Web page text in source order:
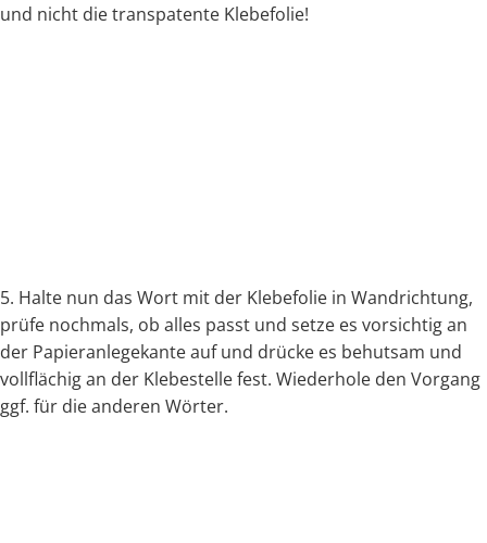
und nicht die transpatente Klebefolie!
5. Halte nun das Wort mit der Klebefolie in Wandrichtung,
prüfe nochmals, ob alles passt und setze es vorsichtig an
der Papieranlegekante auf und drücke es behutsam und
vollflächig an der Klebestelle fest. Wiederhole den Vorgang
ggf. für die anderen Wörter.